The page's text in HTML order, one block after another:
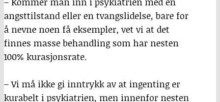
angsttilstand eller en tvangslidelse, bare for
å nevne noen få eksempler, vet vi at det
finnes masse behandling som har nesten
100% kurasjonsrate.
– Vi må ikke gi inntrykk av at ingenting er
kurabelt i psykiatrien, men innenfor nesten